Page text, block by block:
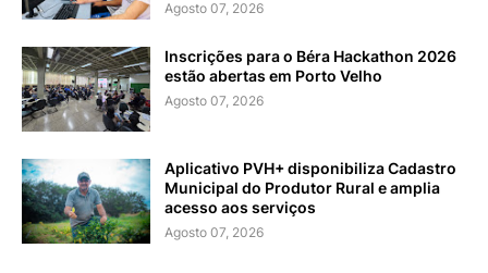
Agosto 07, 2026
Inscrições para o Béra Hackathon 2026
estão abertas em Porto Velho
Agosto 07, 2026
Aplicativo PVH+ disponibiliza Cadastro
Municipal do Produtor Rural e amplia
acesso aos serviços
Agosto 07, 2026